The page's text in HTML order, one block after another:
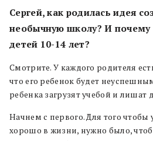
Сергей, как родилась идея
необычную школу? И
детей 10-14 лет?
Смотрите. У каждого родителя
что его ребенок будет
ребенка загрузят учебой и лишат
Начнем с первого. Для того чтобы
хорошо в жизни, нужно было,